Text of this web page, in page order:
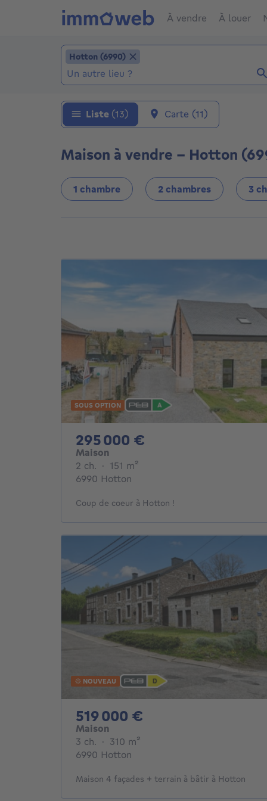
À vendre À louer
Localité (Localités déjà sélectionnées:
Hotton (6990)
Hotton (6990)
Ajouter un lieu
Liste (13) Carte (11)
Maison à vendre - Hotton
1 chambre 2 chambres 3
SOUS OPTION
295 000 €
Maison
2 ch. 2 chambres
· 151 m²
6990 Hotton
Coup de coeur à Hotton !
NOUVEAU
519 000 €
Maison
3 ch. 3 chambres
· 310 m²
6990 Hotton
Maison 4 façades + terrain à bâtir à Hotton